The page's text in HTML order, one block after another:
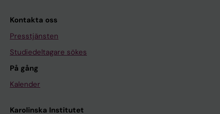
Kontakta oss
Presstjänsten
Studiedeltagare sökes
På gång
Kalender
Karolinska Institutet